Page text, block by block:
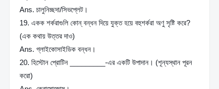
Ans. চালুনিচ্ছদা/সিভপ্লেট।
19. একক শর্করাগুলি কোন্ বন্ধন দিয়ে যুক্ত হয়ে বহুশর্করা অণু সৃষ্টি করে?
(এক কথায় উত্তর দাও)
Ans. গ্লাইকোসাইডিক বন্ধন।
20. হিস্টোন প্রোটিন _________-এর একটি উপাদান। (শূন্যস্থান পূরন
করো)